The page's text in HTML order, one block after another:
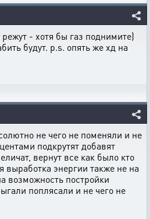
- хотя бы газ поднимите)
будут. p.s. опять же хд на
не чего не поменяли и не
подкрутят добавят
вернут все как было кто
выработка энергии также не на
возможность постройки
поплясали и не чего не